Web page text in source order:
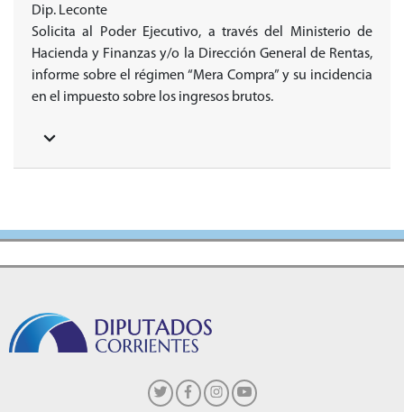
Dip. Leconte
Solicita al Poder Ejecutivo, a través del Ministerio de
Hacienda y Finanzas y/o la Dirección General de Rentas,
informe sobre el régimen “Mera Compra” y su incidencia
en el impuesto sobre los ingresos brutos.